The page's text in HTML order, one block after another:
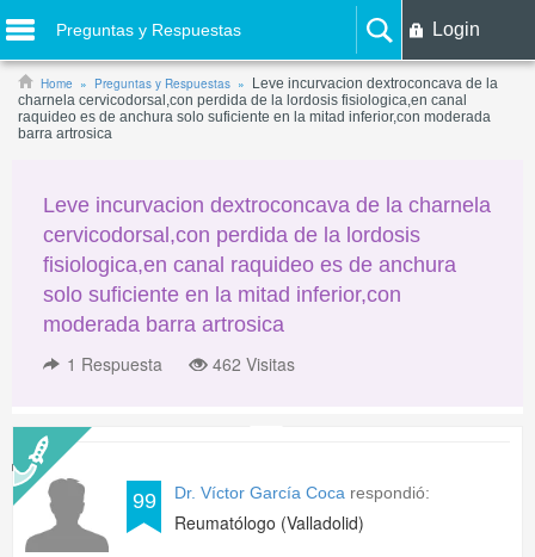
Preguntas y Respuestas Login
Home Preguntas y Respuestas
Leve incurvacion dextroconcava de la
charnela cervicodorsal,con perdida de la lordosis fisiologica,en canal
raquideo es de anchura solo suficiente en la mitad inferior,con moderada
barra artrosica
Leve incurvacion dextroconcava de la charnela
cervicodorsal,con perdida de la lordosis
fisiologica,en canal raquideo es de anchura
solo suficiente en la mitad inferior,con
moderada barra artrosica
1 Respuesta 462 Visitas
99 Dr. Víctor García Coca respondió:
Reumatólogo (Valladolid)